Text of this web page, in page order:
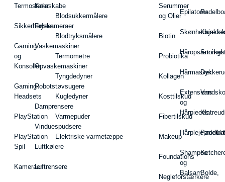
Termostater
Sikkerhedskameraer
Gaming
og
Konsoller
Gaming-
Headsets
PlayStation
PlayStation
Spil
Kameraer
Køleskabe
Fryser
Vaskemaskiner
Opvaskemaskiner
Robotstøvsugere
Damprensere
Vinduespudsere
Luftkølere
Luftrensere
Blodsukkermålere
Blodtryksmålere
Termometre
Tyngdedyner
Kugledyner
Varmepuder
Elektriske varmetæppe
Serummer
og Olier
Biotin
Probiotika
Kollagen
Kosttilskud
Fibertilskud
Makeup
Foundations
Negleforstærkere
Epilatorer
Hårmasker
Extensions
og
Hårpieces
Shampoo
og
Balsam
Vandsko
Bolde,